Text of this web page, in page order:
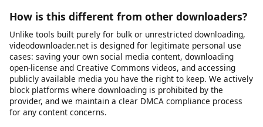
Please ensure you have the right to download and use the
Is there a download limit?
Free users can download videos without a strict daily limit for
legitimate personal use. We apply rate limiting to ensure fair
access for all users and to prevent misuse. Premium
subscribers get priority processing and faster speeds. All use
of this tool must comply with our Terms of Service and